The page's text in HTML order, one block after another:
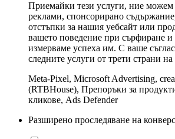
Приемайки тези услуги, ние можем
реклами, спонсорирано
отстъпки за нашия уебсайт или
вашето поведение при сърфиране и
измерваме успеха им. С ваше
следните услуги от трети страни на
Meta-Pixel, Microsoft Advertising,
(RTBHouse), Препоръки за
кликове, Ads Defender
Разширено проследяване на